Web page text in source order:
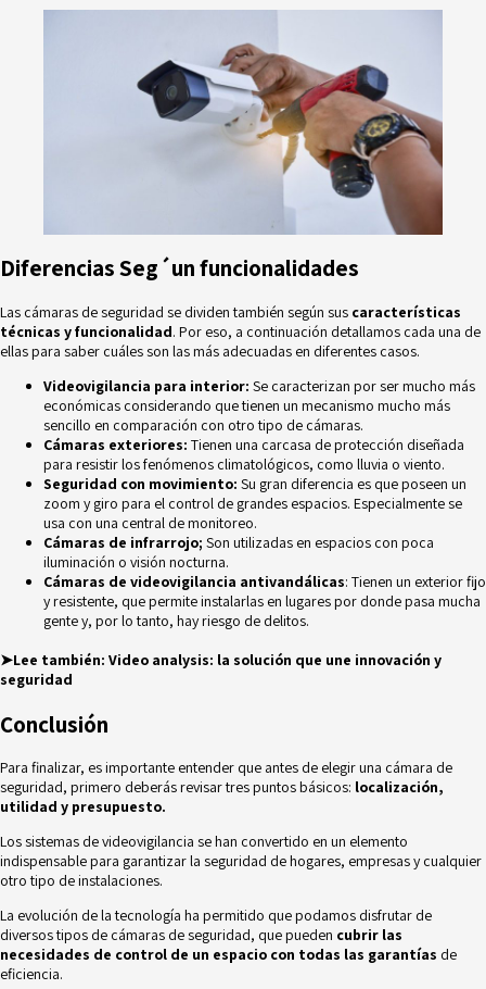
Diferencias Seg´un funcionalidades
Las cámaras de seguridad se dividen también según sus características
técnicas y funcionalidad. Por eso, a continuación detallamos cada una de
ellas para saber cuáles son las más adecuadas en diferentes casos.
Videovigilancia para interior: Se caracterizan por ser mucho más
económicas considerando que tienen un mecanismo mucho más
sencillo en comparación con otro tipo de cámaras.
Cámaras exteriores: Tienen una carcasa de protección diseñada
para resistir los fenómenos climatológicos, como lluvia o viento.
Seguridad con movimiento: Su gran diferencia es que poseen un
zoom y giro para el control de grandes espacios. Especialmente se
usa con una central de monitoreo.
Cámaras de infrarrojo; Son utilizadas en espacios con poca
iluminación o visión nocturna.
Cámaras de videovigilancia antivandálicas: Tienen un exterior fijo
y resistente, que permite instalarlas en lugares por donde pasa mucha
gente y, por lo tanto, hay riesgo de delitos.
➤Lee también: Video analysis: la solución que une innovación y
seguridad
Conclusión
Para finalizar, es importante entender que antes de elegir una cámara de
seguridad, primero deberás revisar tres puntos básicos: localización,
utilidad y presupuesto.
Los sistemas de videovigilancia se han convertido en un elemento
indispensable para garantizar la seguridad de hogares, empresas y cualquier
otro tipo de instalaciones.
La evolución de la tecnología ha permitido que podamos disfrutar de
diversos tipos de cámaras de seguridad, que pueden cubrir las
necesidades de control de un espacio con todas las garantías de
eficiencia.